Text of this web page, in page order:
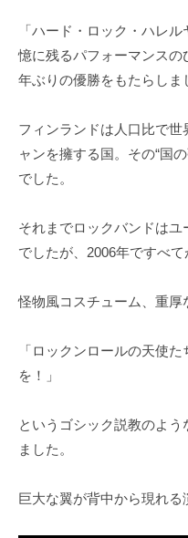
「ハード・ロック・ハレ
憶に残るパフォーマンス
年ぶりの優勝をもたらしま
フィンランドは人口比で
ャンを擁する国。その“国
でした。
それまでロックバンドは
でしたが、2006年ですべて
怪物風コスチューム、重厚
「ロックンロールの天使
を！」
というゴシック説教のよ
ました。
巨大な翼が背中から現れる